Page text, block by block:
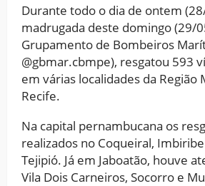
Durante todo o dia de ontem
madrugada deste domingo (29/
Grupamento de Bombeiros
@gbmar.cbmpe), resgatou 593
em várias localidades da
Recife.
Na capital pernambucana os
realizados no Coqueiral,
Tejipió. Já em Jaboatão, houve
Vila Dois Carneiros, Socorro e